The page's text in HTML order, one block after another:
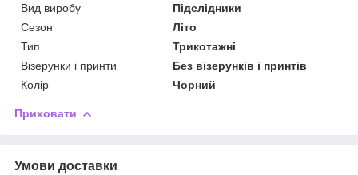
Вид виробу
Підслідники
Сезон
Літо
Тип
Трикотажні
Візерунки і принти
Без візерунків і принтів
Колір
Чорний
Приховати
Умови доставки